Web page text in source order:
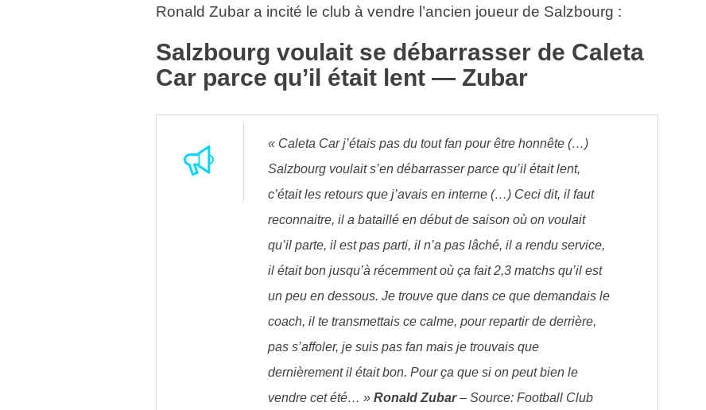
Ronald Zubar a incité le club à vendre l’ancien joueur de Salzbourg :
Salzbourg voulait se débarrasser de Caleta
Car parce qu’il était lent — Zubar
« Caleta Car j’étais pas du tout fan pour être honnête (…)
Salzbourg voulait s’en débarrasser parce qu’il était lent,
c’était les retours que j’avais en interne (…) Ceci dit, il faut
reconnaitre, il a bataillé en début de saison où on voulait
qu’il parte, il est pas parti, il n’a pas lâché, il a rendu service,
il était bon jusqu’à récemment où ça fait 2,3 matchs qu’il est
un peu en dessous. Je trouve que dans ce que demandais le
coach, il te transmettais ce calme, pour repartir de derrière,
pas s’affoler, je suis pas fan mais je trouvais que
dernièrement il était bon. Pour ça que si on peut bien le
vendre cet été… » Ronald Zubar– Source: Football Club